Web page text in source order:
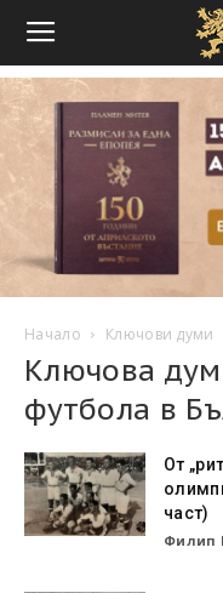
Начало Ключови думи
Ключова
футбола в
От
част)
Филип